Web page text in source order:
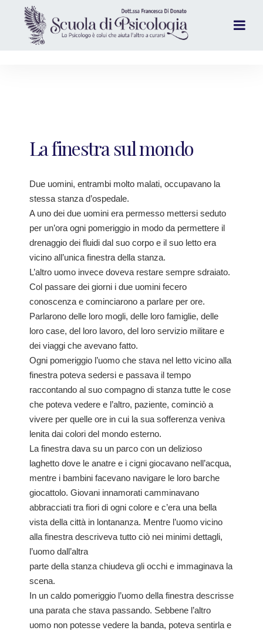
La finestra sul mondo
Due uomini, entrambi molto malati, occupavano la
stessa stanza d’ospedale.
A uno dei due uomini era permesso mettersi seduto
per un’ora ogni pomeriggio in modo da permettere il
drenaggio dei fluidi dal suo corpo e il suo letto era
vicino all’unica finestra della stanza.
L’altro uomo invece doveva restare sempre sdraiato.
Col passare dei giorni i due uomini fecero
conoscenza e cominciarono a parlare per ore.
Parlarono delle loro mogli, delle loro famiglie, delle
loro case, del loro lavoro, del loro servizio militare e
dei viaggi che avevano fatto.
Ogni pomeriggio l’uomo che stava nel letto vicino alla
finestra poteva sedersi e passava il tempo
raccontando al suo compagno di stanza tutte le cose
che poteva vedere e l’altro, paziente, cominciò a
vivere per quelle ore in cui la sua sofferenza veniva
lenita dai colori del mondo esterno.
La finestra dava su un parco con un delizioso
laghetto dove le anatre e i cigni giocavano nell’acqua,
mentre i bambini facevano navigare le loro barche
giocattolo. Giovani innamorati camminavano
abbracciati tra fiori di ogni colore e c’era una bella
vista della città in lontananza. Mentre l’uomo vicino
alla finestra descriveva tutto ciò nei minimi dettagli,
l’uomo dall’altra
parte della stanza chiudeva gli occhi e immaginava la
scena.
In un caldo pomeriggio l’uomo della finestra descrisse
una parata che stava passando. Sebbene l’altro
uomo non potesse vedere la banda, poteva sentirla e